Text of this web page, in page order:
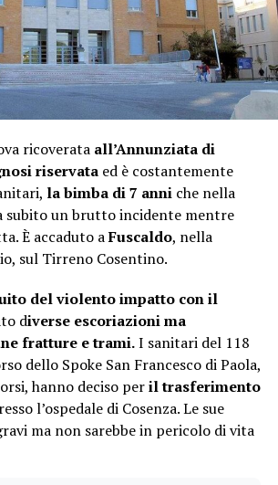
ricoverata all’Annunziata di
riservataed è costantemente
la bimba di 7 anniche nella
subito un brutto incidente mentre
È accaduto aFuscaldo, nella
sul Tirreno Cosentino.
del violento impatto con il
diverse escoriazioni ma
fratture e trami.I sanitari del 118
dello Spoke San Francesco di Paola,
hanno deciso peril trasferimento
l’ospedale di Cosenza. Le sue
ma non sarebbe in pericolo di vita